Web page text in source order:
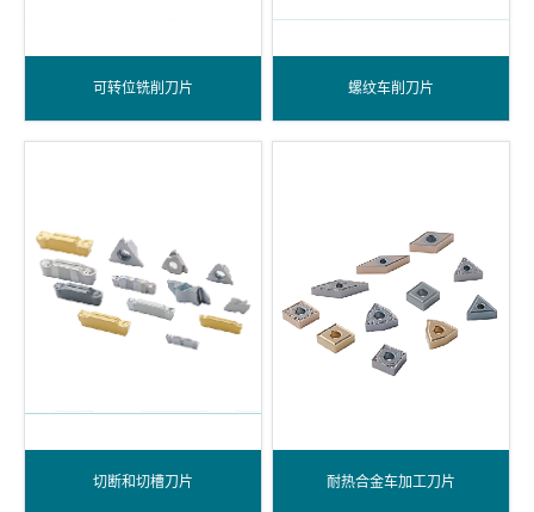
可转位铣削刀片 螺纹车削刀片
切断和切槽刀片 耐热合金车加工刀片